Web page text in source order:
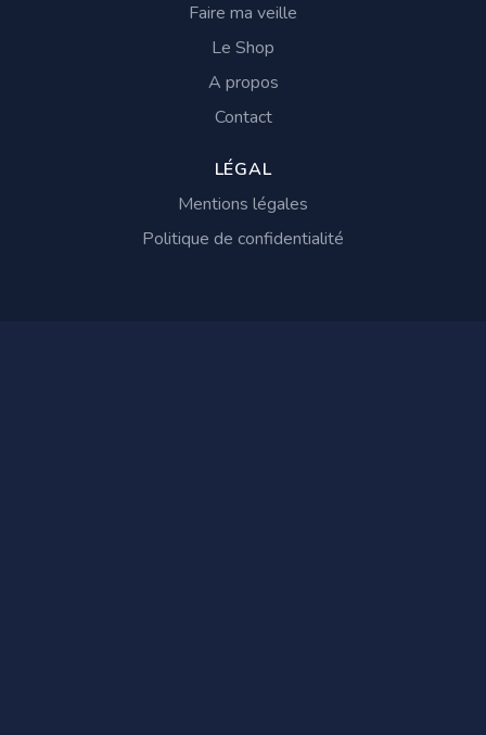
Faire ma veille
Le Shop
A propos
Contact
LÉGAL
Mentions légales
Politique de confidentialité